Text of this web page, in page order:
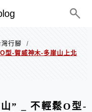
灣行腳
/
型-賀威神木-多崖山上北
” _ 不輕鬆O型-